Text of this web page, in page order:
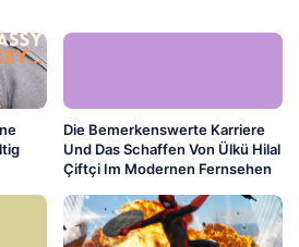
Die Bemerkenswerte Karriere
Und Das Schaffen Von Ülkü Hilal
Çiftçi Im Modernen Fernsehen